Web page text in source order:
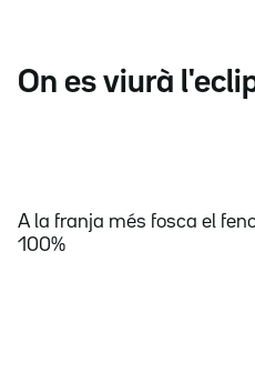
On es viurà
A la franja més fosca el
100%